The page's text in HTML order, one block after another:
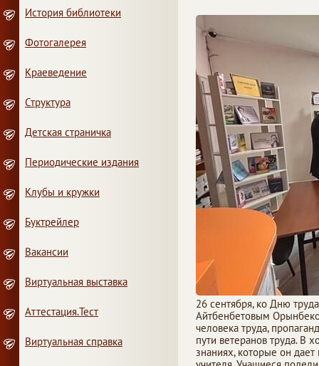
26 сентября, ко Дню
Айтбенбетовым
человека труда,
пути ветеранов труда. В
знаниях, которые он
История библиотеки
Фотогалерея
Краеведение
Структура
Детская страничка
Периодические издания
Клубы и кружки
Буктрейлер
Вакансии
Виртуальная выставка
Аттестация.Тест
Виртуальная справка